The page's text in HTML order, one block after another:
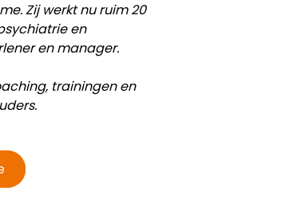
Zij werkt nu ruim 20
en
en manager.
trainingen en